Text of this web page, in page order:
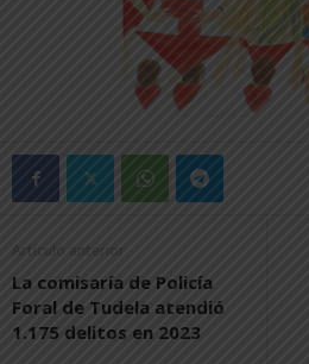
Artículo anterior
La comisaría de Policía
Foral de Tudela atendió
1.175 delitos en 2023